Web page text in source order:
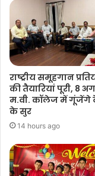
राष्ट्रीय समूहगान
की तैयारियां पूरी, 8
म.वी. कॉलेज में गूंजेंगे
के सुर
14 hours ago